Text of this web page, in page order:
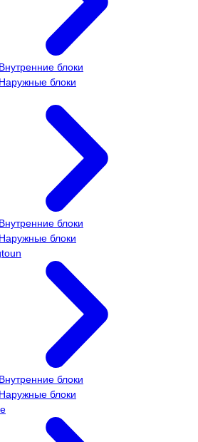
Внутренние блоки
Наружные блоки
Внутренние блоки
Наружные блоки
Внутренние блоки
Наружные блоки